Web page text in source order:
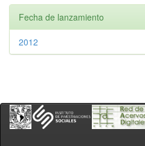
Fecha de lanzamiento
2012